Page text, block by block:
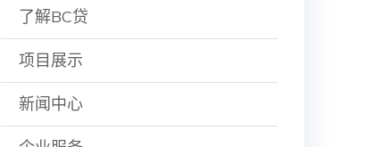
了解BC贷
项目展示
新闻中心